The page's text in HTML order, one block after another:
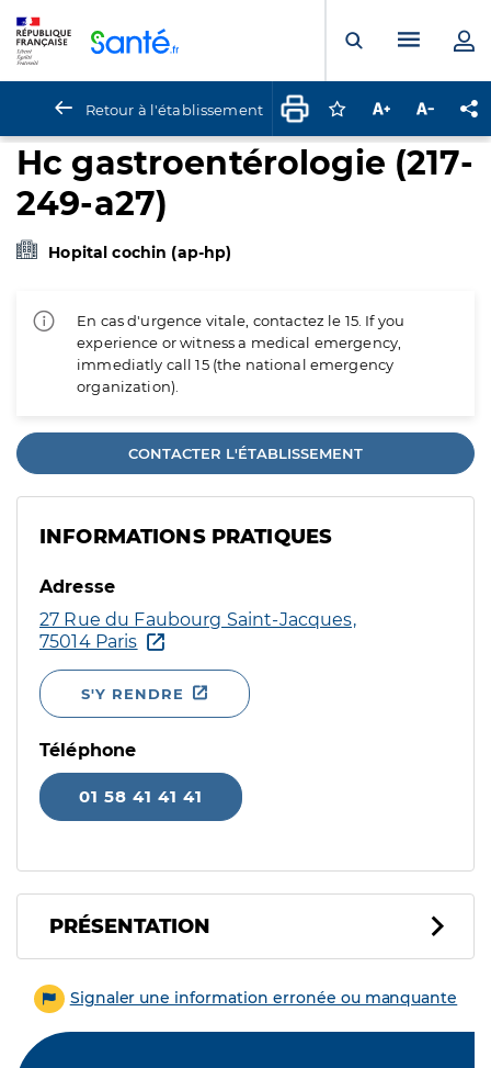
Ouvrir laMenu
Retour à l'établissement Connectez-vous
Augmenter la
Hc gastroentérologie (217-
249-a27)
Hopital cochin (ap-hp)
En cas d'urgence vitale, contactez le 15. If you
experience or witness a medical emergency,
immediatly call 15 (the national emergency
organization).
CONTACTER L'ÉTABLISSEMENT
INFORMATIONS PRATIQUES
Adresse
27 Rue du Faubourg Saint-Jacques,
75014 Paris
S'Y RENDRE
Téléphone
01 58 41 41 41
PRÉSENTATION
Signaler une information erronée ou manquante